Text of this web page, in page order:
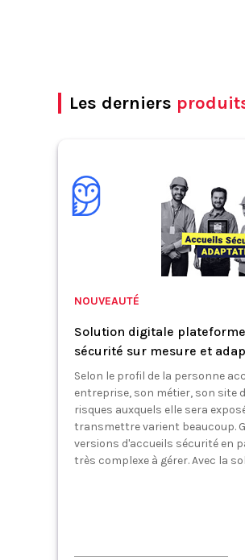
Les derniers
NOUVEAUTÉ
Solution digitale
sécurité sur mesure et
Selon le profil de la personne
entreprise, son métier, son site
risques auxquels elle sera
transmettre varient beaucoup.
versions d'accueils sécurité en
très complexe à gérer. Avec la